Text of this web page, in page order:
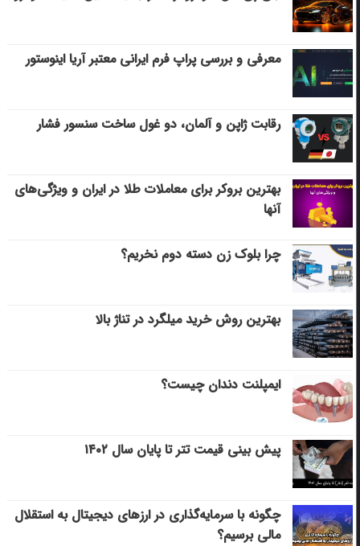
معرفی و بررسی پراپ فرم ایرانی معتبر آریا اینوستور
رقابت ژاپن و آلمان، دو غول ساخت سنسور فشار
بهترین بروکر برای معاملات طلا در ایران و ویژگی‌های
آنها
چرا بلوک زن دسته دوم نخریم؟
بهترین روش خرید میلگرد در تناژ بالا
ایمپلنت دندان چیست؟
پیش بینی قیمت تتر تا پایان سال ۱۴۰۲
چگونه با سرمایه‌گذاری در ارزهای دیجیتال به استقلال
مالی برسیم؟